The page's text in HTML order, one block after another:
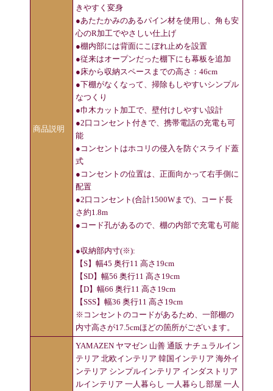
商品説明
きやすく変身
●あたたかみのあるパイン材を使用し、角も安
心のR加工でやさしい仕上げ
●棚内部には背面にこぼれ止めを設置
●従来はオープンだった棚下にも幕板を追加
●床から収納スペースまでの高さ：46cm
●下棚がなくなって、掃除もしやすいシンプル
なつくり
●巾木カット加工で、壁付けしやすい設計
●2口コンセント付きで、携帯電話の充電も可
能
●コンセントはホコリの侵入を防ぐスライド蓋
式
●コンセントの位置は、正面向かって右手側に
配置
●2口コンセント(合計1500Wまで)、コード長
さ約1.8m
●コード孔があるので、棚の内部で充電も可能
●収納部内寸(※):
【S】幅45 奥行11 高さ19cm
【SD】幅56 奥行11 高さ19cm
【D】幅66 奥行11 高さ19cm
【SSS】幅36 奥行11 高さ19cm
※コンセントのコードがあるため、一部棚の
内寸高さが17.5cmほどの箇所がございます。
YAMAZEN ヤマゼン 山善 通販 ナチュラルイン
テリア 北欧インテリア 韓国インテリア 海外イ
ンテリア シンプルインテリア インダストリア
ルインテリア 一人暮らし 一人暮らし部屋 一人